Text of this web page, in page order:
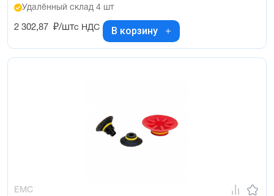
Удалённый склад 4 шт
2 302,87 ₽/штс НДС В корзину
EMC